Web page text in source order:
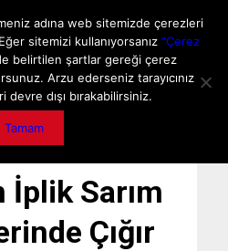
ÖNEMLİ DUYURU
İplik Sarım
Çığır
adına web sitemizde çerezleri
sitemizi kullanıyorsanız “Çerez
belirtilen şartlar gereği çerez
Arzu ederseniz tarayıcınız
devre dışı bırakabilirsiniz.
Tamam